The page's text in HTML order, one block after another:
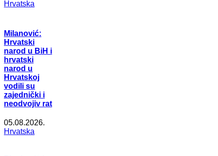
Hrvatska
Milanović:
Hrvatski
narod u BiH i
hrvatski
narod u
Hrvatskoj
vodili su
zajednički i
neodvojiv rat
05.08.2026.
Hrvatska